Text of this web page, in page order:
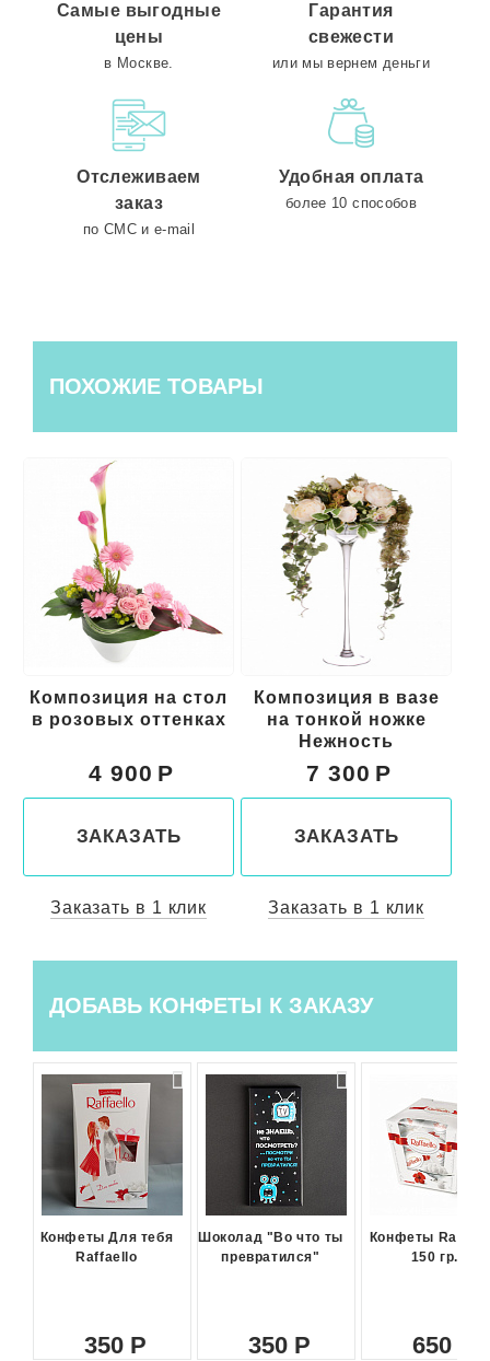
Самые выгодные
цены
в Москве.
Гарантия
свежести
или мы вернем деньги
Отслеживаем
заказ
по СМС и e-mail
Удобная оплата
более 10 способов
ПОХОЖИЕ ТОВАРЫ
Композиция на стол
в розовых оттенках
4 900
ЗАКАЗАТЬ
Заказать в 1 клик
Композиция в вазе
на тонкой ножке
Нежность
7 300
ЗАКАЗАТЬ
Заказать в 1 клик
ДОБАВЬ КОНФЕТЫ К ЗАКАЗУ
Конфеты Для тебя
Raffaello
350
Шоколад "Во что ты
превратился"
350
Конфеты
150 гр.
650